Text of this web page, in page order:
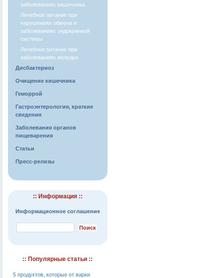
заболеваниях кишечника
Лечебное питание при
нарушениях обмена и
заболеваниях эндокринной
системы
Лечебное питание при
заболеваниях желудка
Дисбактериоз
Очищение кишечника
Геморрой
Гастроэнтерология, краткие
сведения
Заболевания органов
пищеварения
Статьи
Пресс-релизы
:: Информация ::
Информационное соглашение
:: Популярные статьи ::
5 продуктов, которые от варки